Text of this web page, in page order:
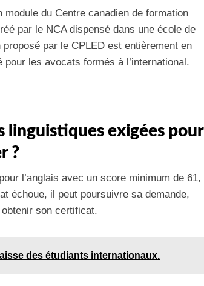
du Centre canadien de formation
par le NCA dispensé dans une école de
par le CPLED est entièrement en
les avocats formés à l’international.
linguistiques exigées pour
?
l’anglais avec un score minimum de 61,
échoue, il peut poursuivre sa demande,
son certificat.
des étudiants internationaux.